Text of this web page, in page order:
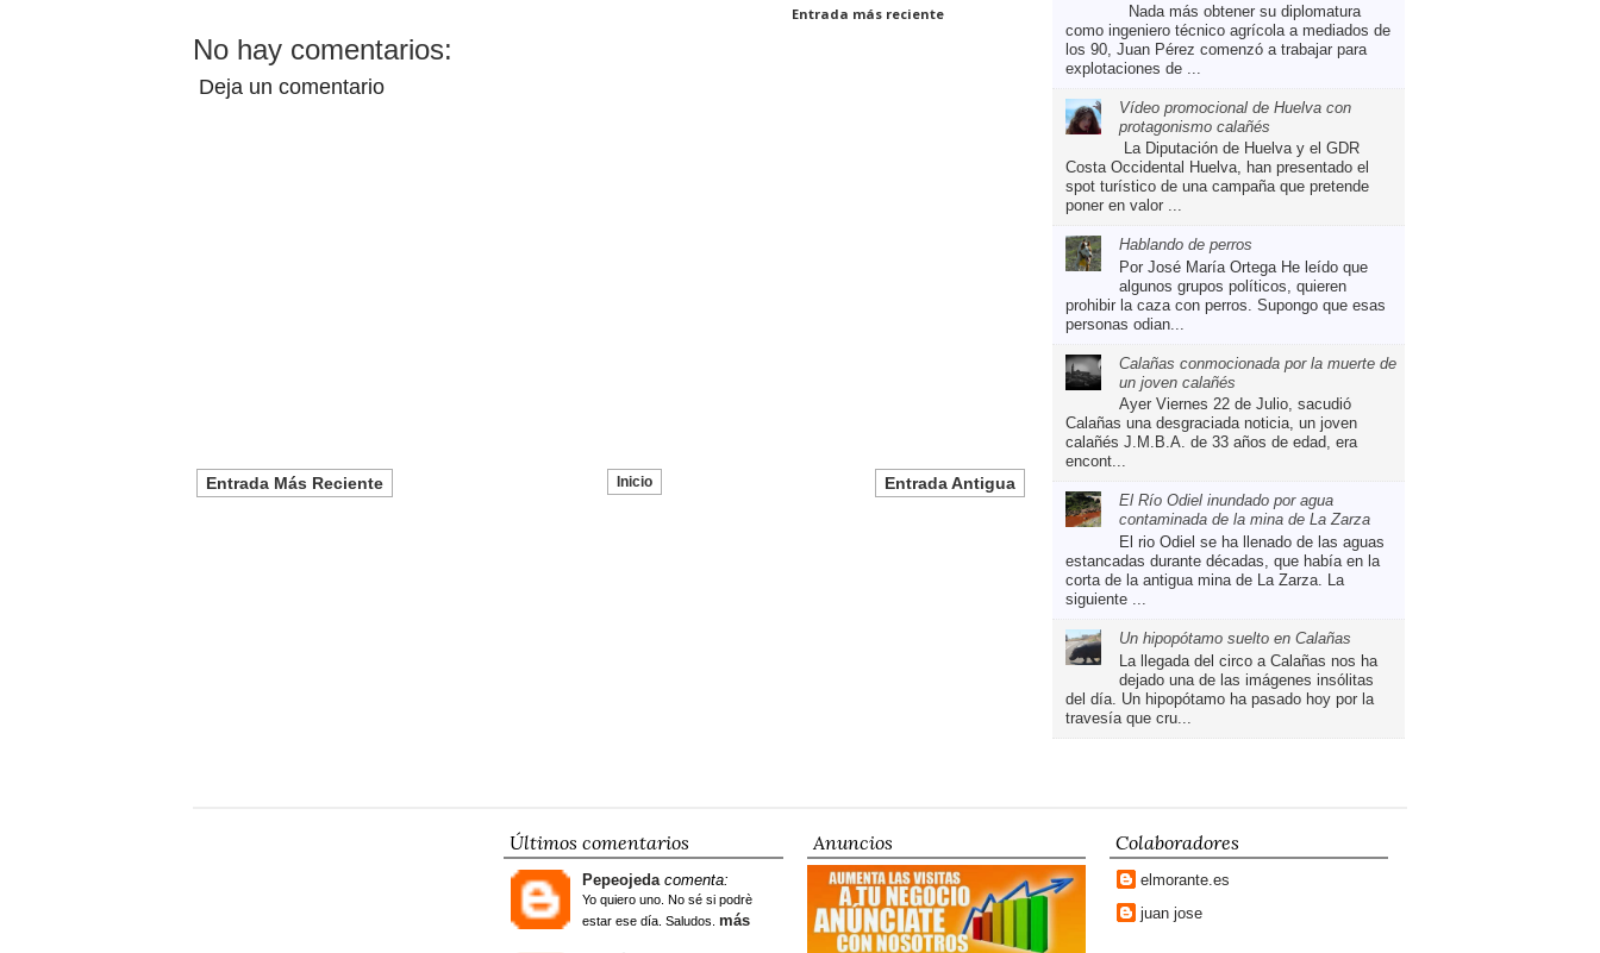
Entrada más reciente
No hay comentarios:
Deja un comentario
Entrada Más Reciente Entrada Antigua
Inicio
Nada más obtener su diplomatura
como ingeniero técnico agrícola a mediados de
los 90, Juan Pérez comenzó a trabajar para
explotaciones de ...
Vídeo promocional de Huelva con
protagonismo calañés
La Diputación de Huelva y el GDR
Costa Occidental Huelva, han presentado el
spot turístico de una campaña que pretende
poner en valor ...
Hablando de perros
Por José María Ortega He leído que
algunos grupos políticos, quieren
prohibir la caza con perros. Supongo que esas
personas odian...
Calañas conmocionada por la muerte de
un joven calañés
Ayer Viernes 22 de Julio, sacudió
Calañas una desgraciada noticia, un joven
calañés J.M.B.A. de 33 años de edad, era
encont...
El Río Odiel inundado por agua
contaminada de la mina de La Zarza
El rio Odiel se ha llenado de las aguas
estancadas durante décadas, que había en la
corta de la antigua mina de La Zarza. La
siguiente ...
Un hipopótamo suelto en Calañas
La llegada del circo a Calañas nos ha
dejado una de las imágenes insólitas
del día. Un hipopótamo ha pasado hoy por la
travesía que cru...
Últimos comentarios
Pepeojeda comenta:
Yo quiero uno. No sé si podrè
estar ese día. Saludos. más
Anuncios Colaboradores
elmorante.es
juan jose